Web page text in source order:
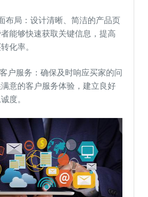
布局：设计清晰、简洁的产品页
能够快速获取关键信息，提高
化率。
户服务：确保及时响应买家的问
意的客户服务体验，建立良好
度。